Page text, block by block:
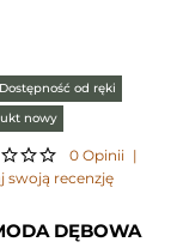
Dostępność od ręki
nowy
0 Opinii |
swoją recenzję
DĘBOWA